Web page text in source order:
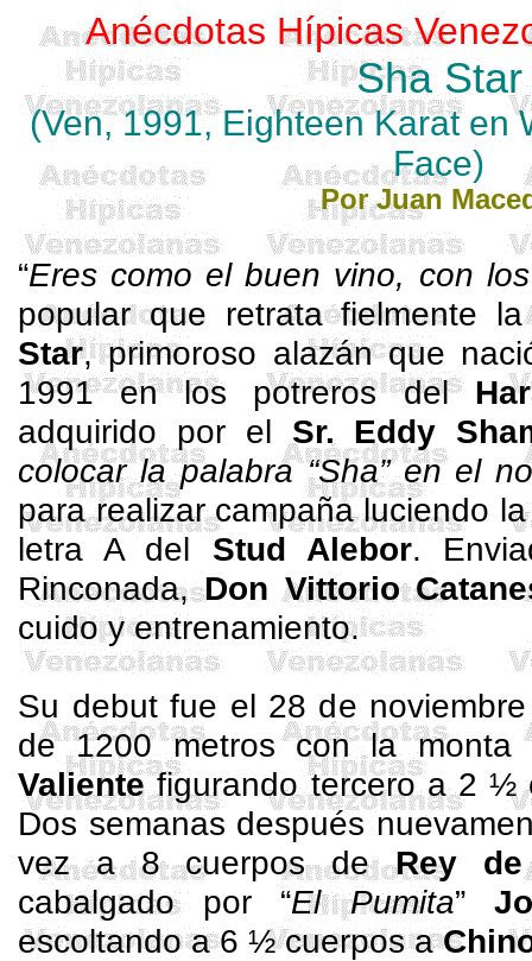
Anécdotas Hípicas
Sha Star
(Ven, 1991, Eighteen Karaten
Face)
Por Juan
“Eres como el buen vino, con
popular que retrata fielmente
Star, primoroso alazán que
1991 en los potreros del
adquirido por el Sr. Eddy
colocar la palabra “Sha” en el
para realizar campaña luciendo
letra A del Stud Alebor.
Rinconada,Don Vittorio
cuido y entrenamiento.
Su debut fue el 28 de
de 1200 metros con la monta
Valientefigurando tercero a 2 ½
Dos semanas después
vez a 8 cuerpos deRey
cabalgado por “El Pumita”
escoltando a 6 ½ cuerpos a